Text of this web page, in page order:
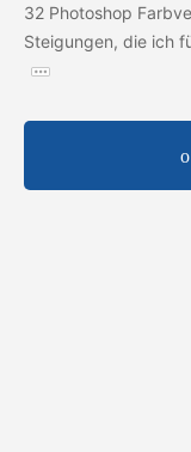
32 Photoshop
Steigungen, die ich